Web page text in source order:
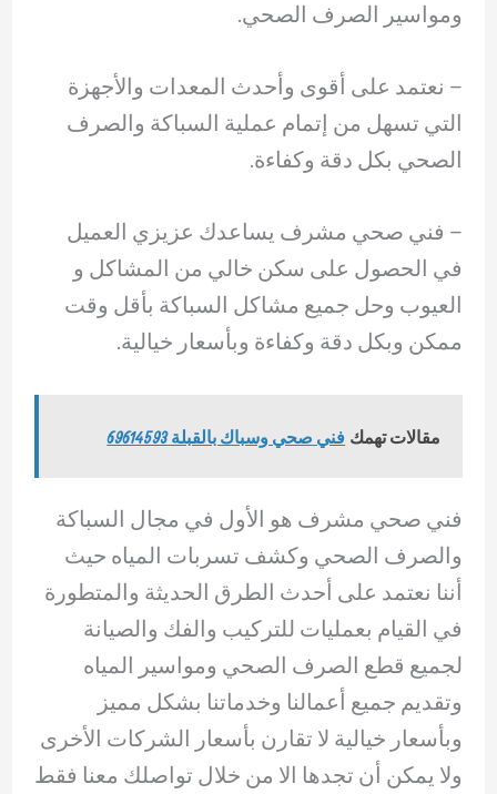
ومواسير الصرف الصحي.
– ‏نعتمد على أقوى وأحدث المعدات والأجهزة
التي تسهل من إتمام عملية السباكة والصرف
الصحي بكل دقة وكفاءة.
– ‏فني صحي مشرف يساعدك عزيزي العميل
في الحصول على سكن خالي من المشاكل و
العيوب وحل جميع مشاكل السباكة بأقل وقت
ممكن وبكل دقة وكفاءة وبأسعار خيالية.
مقالات تهمك فني صحي وسباك بالقبلة 69614593
فني صحي مشرف هو الأول في مجال السباكة
والصرف الصحي وكشف تسربات المياه حيث
أننا نعتمد على أحدث الطرق الحديثة والمتطورة
في القيام بعمليات للتركيب والفك والصيانة
لجميع قطع الصرف الصحي ومواسير المياه
وتقديم جميع أعمالنا وخدماتنا بشكل مميز
وبأسعار خيالية لا تقارن بأسعار الشركات الأخرى
ولا يمكن أن تجدها الا من خلال تواصلك معنا فقط